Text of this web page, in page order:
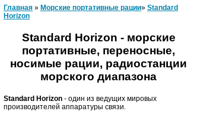
Главная » Морские портативные рации» Standard
Horizon
Standard Horizon - морские
портативные, переносные,
носимые рации, радиостанции
морского диапазона
Standard Horizon - один из ведущих мировых
производителей аппаратуры связи.